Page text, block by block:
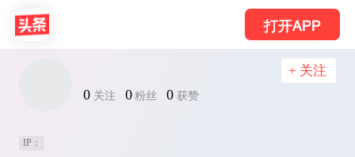
打开APP
0 关注 0 粉丝 0 获赞
+ 关注
IP：